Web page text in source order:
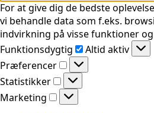
For at give dig de bedste
vi behandle data som f.eks.
indvirkning på visse funktioner og
Funktionsdygtig
Funktionsdygtig
Altid aktiv
Præferencer
Præferencer
Statistikker
Statistikker
Marketing
Marketing